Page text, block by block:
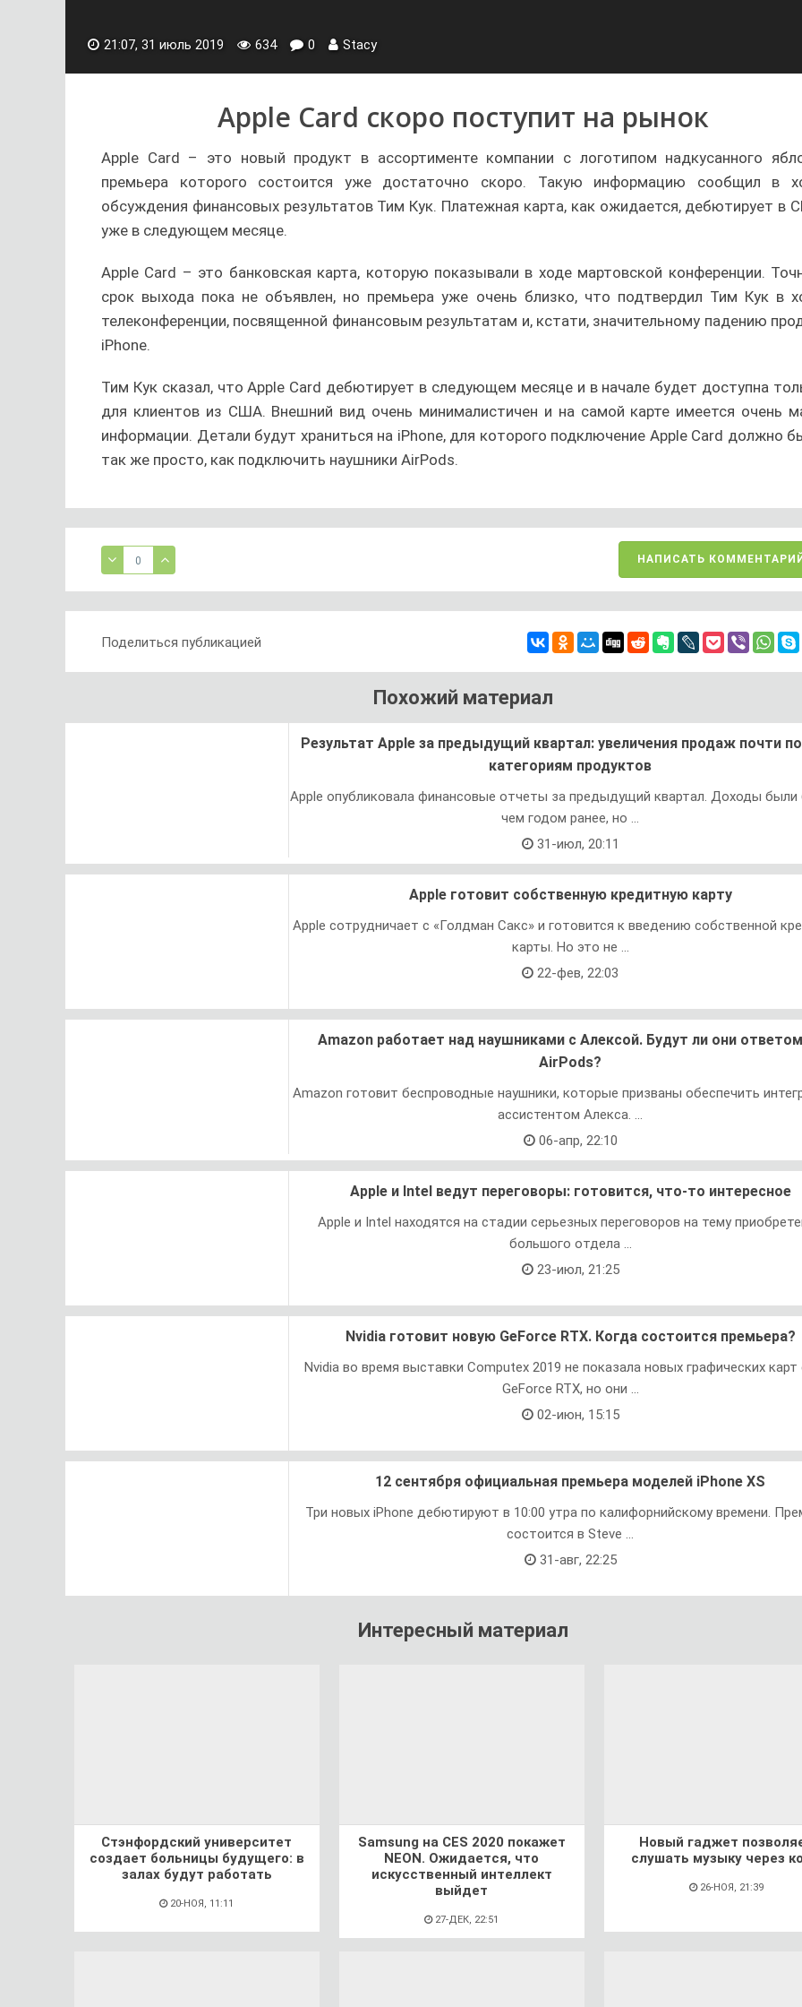
21:07, 31 июль 2019 634 0 Stacy
Apple Card скоро поступит на рынок
Apple Card – это новый продукт в ассортименте компании с логотипом надкусанного
премьера которого состоится уже достаточно скоро. Такую информацию сообщил в
обсуждения финансовых результатов Тим Кук. Платежная карта, как ожидается, дебютирует в
уже в следующем месяце.
Apple Card – это банковская карта, которую показывали в ходе мартовской конференции.
срок выхода пока не объявлен, но премьера уже очень близко, что подтвердил Тим Кук в
телеконференции, посвященной финансовым результатам и, кстати, значительному падению
iPhone.
Тим Кук сказал, что Apple Card дебютирует в следующем месяце и в начале будет доступна
для клиентов из США. Внешний вид очень минималистичен и на самой карте имеется очень
информации. Детали будут храниться на iPhone, для которого подключение Apple Card должно
так же просто, как подключить наушники AirPods.
0 НАПИСАТЬ КОММЕНТАРИЙ
Поделиться публикацией
Похожий материал
Результат Apple за предыдущий квартал: увеличения продаж почти
категориям продуктов
Apple опубликовала финансовые отчеты за предыдущий квартал. Доходы были
чем годом ранее, но ...
31-июл, 20:11
Apple готовит собственную кредитную карту
Apple сотрудничает с «Голдман Сакс» и готовится к введению собственной
карты. Но это не ...
22-фев, 22:03
Amazon работает над наушниками с Алексой. Будут ли они
AirPods?
Amazon готовит беспроводные наушники, которые призваны обеспечить
ассистентом Алекса. ...
06-апр, 22:10
Apple и Intel ведут переговоры: готовится, что-то интересное
Apple и Intel находятся на стадии серьезных переговоров на тему
большого отдела ...
23-июл, 21:25
Nvidia готовит новую GeForce RTX. Когда состоится премьера?
Nvidia во время выставки Computex 2019 не показала новых графических карт
GeForce RTX, но они ...
02-июн, 15:15
12 сентября официальная премьера моделей iPhone XS
Три новых iPhone дебютируют в 10:00 утра по калифорнийскому времени.
состоится в Steve ...
31-авг, 22:25
Интересный материал
Стэнфордский университет
создает больницы будущего: в
залах будут работать
20-НОЯ, 11:11
Samsung на CES 2020 покажет
NEON. Ожидается, что
искусственный интеллект
выйдет
27-ДЕК, 22:51
Новый гаджет
слушать музыку через
26-НОЯ, 21:39